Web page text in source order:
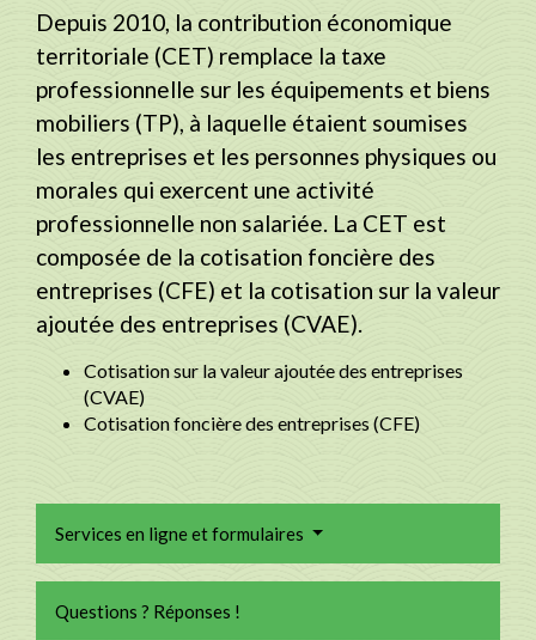
Depuis 2010, la contribution économique
territoriale (CET) remplace la taxe
professionnelle sur les équipements et biens
mobiliers (TP), à laquelle étaient soumises
les entreprises et les personnes physiques ou
morales qui exercent une activité
professionnelle non salariée. La CET est
composée de la cotisation foncière des
entreprises (CFE) et la cotisation sur la valeur
ajoutée des entreprises (CVAE).
Cotisation sur la valeur ajoutée des entreprises
(CVAE)
Cotisation foncière des entreprises (CFE)
Services en ligne et formulaires
Questions ? Réponses !